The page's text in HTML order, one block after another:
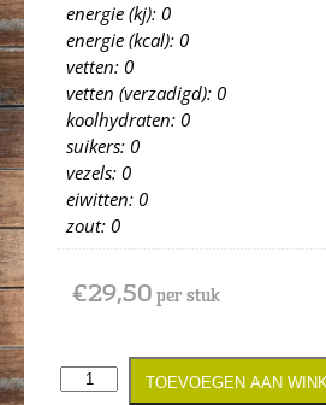
energie (kj): 0
energie (kcal): 0
vetten: 0
vetten (verzadigd): 0
koolhydraten: 0
suikers: 0
vezels: 0
eiwitten: 0
zout: 0
€29,50 per stuk
TOEVOEGEN AAN